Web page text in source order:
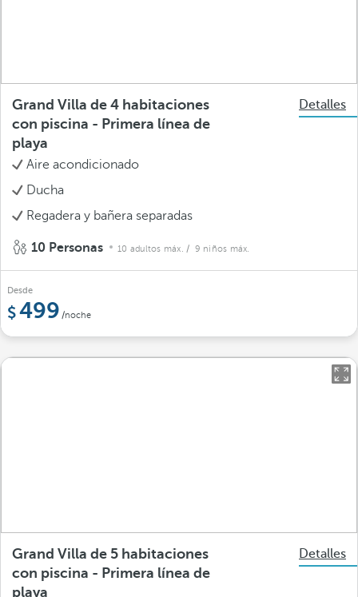
Grand Villa de 4 habitaciones
con piscina - Primera línea de
playa
Detalles
Aire acondicionado
Ducha
Regadera y bañera separadas
10 Personas 10 adultos máx. / 9 niños máx.
Desde
499 /noche
Grand Villa de 5 habitaciones
con piscina - Primera línea de
playa
Detalles